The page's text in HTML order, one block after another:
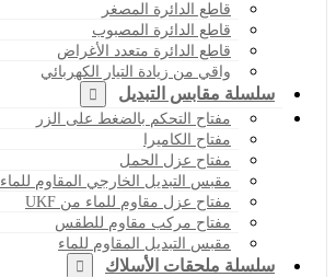
قاطع الدائرة المصغر
قاطع الدائرة المصبوب
قاطع الدائرة متعدد الأغراض
واقي من زيادة التيار الكهربائي
سلسلة مقابس التبديل
مفتاح التحكم بالضغط على الزر
مفتاح الكاميرا
مفتاح عزل الحمل
مقبس التبديل الخارجي المقاوم للماء
مفتاح عزل مقاوم للماء من UKF
مفتاح مركب مقاوم للطقس
مقبس التبديل المقاوم للماء
سلسلة ملحقات الأسلاك